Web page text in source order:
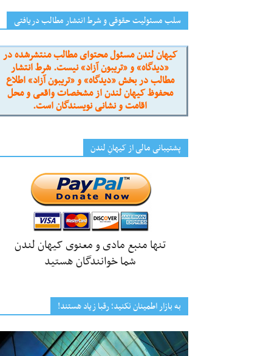
سلب مسئولیت حقوقی و شرط انتشار مطالب دریافتی
کیهان لندن مسئول محتوای مطالب منتشرشده در
«دیدگاه» و «تریبون آزاد» نیست. شرط انتشار
مطالب در بخش «دیدگاه» و «تریبون آزاد» اطلاع
محفوظ کیهان لندن از مشخصات واقعی و محل
اقامت و نشانی نویسندگان است.
پشتیبانی مالی از کیهانِ لندن
تنها منبع مادی و معنوی کیهان لندن
شما خوانندگان هستید
به بازار اطمینان نکنید؛ رقبا زیاد هستند!